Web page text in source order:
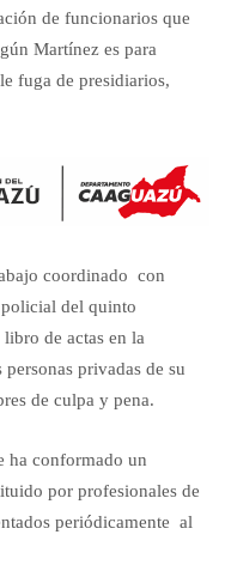
de funcionarios que
Martínez es para
fuga de presidiarios,
coordinado con
del quinto
de actas en la
privadas de su
de culpa y pena.
ha conformado un
por profesionales de
periódicamente al